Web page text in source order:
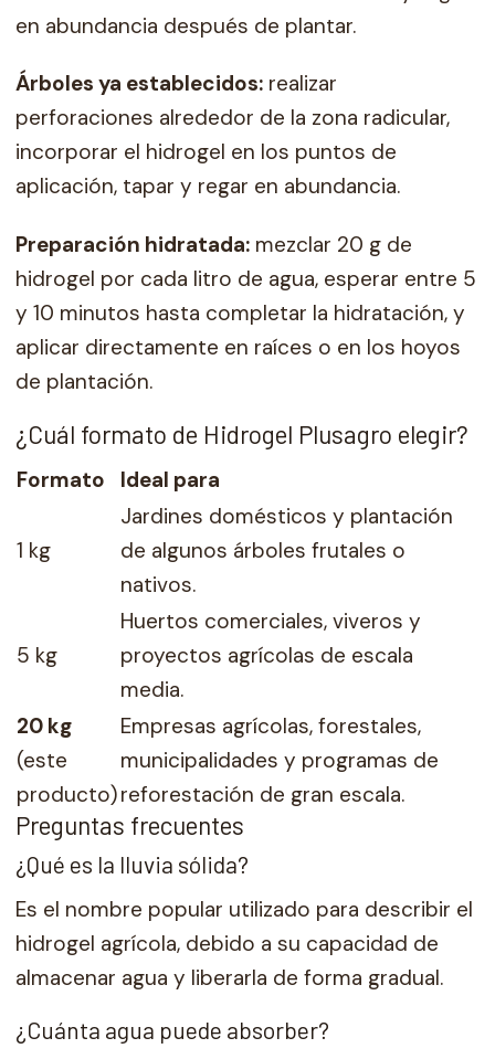
en abundancia después de plantar.
Árboles ya establecidos: realizar
perforaciones alrededor de la zona radicular,
incorporar el hidrogel en los puntos de
aplicación, tapar y regar en abundancia.
Preparación hidratada: mezclar 20 g de
hidrogel por cada litro de agua, esperar entre 5
y 10 minutos hasta completar la hidratación, y
aplicar directamente en raíces o en los hoyos
de plantación.
¿Cuál formato de Hidrogel Plusagro elegir?
Formato Ideal para
1 kg
Jardines domésticos y plantación
de algunos árboles frutales o
nativos.
5 kg
Huertos comerciales, viveros y
proyectos agrícolas de escala
media.
20 kg
(este
producto)
Empresas agrícolas, forestales,
municipalidades y programas de
reforestación de gran escala.
Preguntas frecuentes
¿Qué es la lluvia sólida?
Es el nombre popular utilizado para describir el
hidrogel agrícola, debido a su capacidad de
almacenar agua y liberarla de forma gradual.
¿Cuánta agua puede absorber?